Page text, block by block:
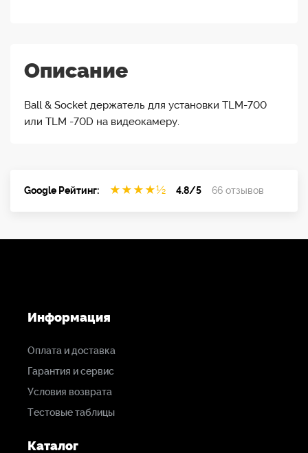
Описание
Ball & Socket держатель для установки TLM-700
или TLM -70D на видеокамеру.
Google Рейтинг: ★ ★ ★ ★½ 4.8/5 66 отзывов
Информация
Оплата и доставка
Гарантия и сервис
Условия возврата
Тестовые таблицы
Каталог